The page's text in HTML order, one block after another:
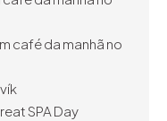
café da manhã no
SPA Day